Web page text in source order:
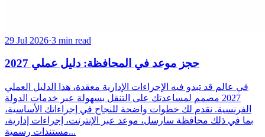
29 Jul 2026·3 min read
حجز موعد في المحافظة: دليل عملي 2027
في عالم قد تبدو فيه الإجراءات الإدارية معقدة، هذا الدليل العملي
2027 مصمم لمساعدتك على التنقل بسهولة عبر خدمات الدولة
الفرنسية. نقدم لك خطوات واضحة للنجاح في إجراءاتك الأساسية،
بما في ذلك محافظة سارسل، موعد عبر الإنترنت، إجراءات إدارية،
مستندات رسمية...